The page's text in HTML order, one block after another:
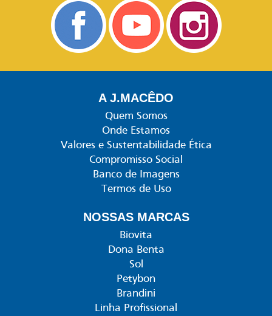
A J.MACÊDO
Quem Somos
Onde Estamos
Valores e Sustentabilidade Ética
Compromisso Social
Banco de Imagens
Termos de Uso
NOSSAS MARCAS
Biovita
Dona Benta
Sol
Petybon
Brandini
Linha Profissional